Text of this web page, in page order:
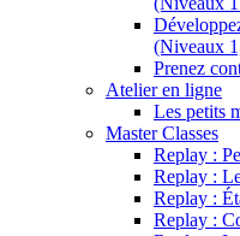
(Niveaux
Prenez
Atelier en ligne
Les petits
Master Classes
Replay :
Replay :
Replay :
Replay :